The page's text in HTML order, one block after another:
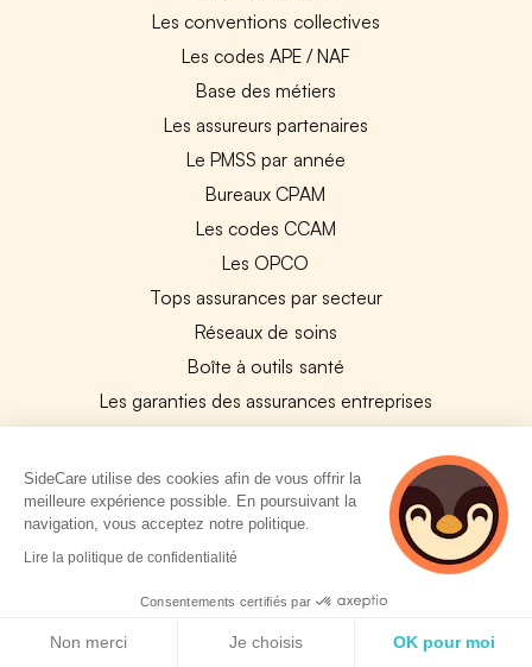
Les conventions collectives
Les codes APE / NAF
Base des métiers
Les assureurs partenaires
Le PMSS par année
Bureaux CPAM
Les codes CCAM
Les OPCO
Tops assurances par secteur
Réseaux de soins
Boîte à outils santé
Les garanties des assurances entreprises
Experts-Comptables
Assureurs Partenaires
Nibelis & SideCare
SideCare utilise des cookies afin de vous offrir la
meilleure expérience possible. En poursuivant la
navigation, vous acceptez notre politique.
Lire la politique de confidentialité
Consentements certifiés par
Non merci Je choisis OK pour moi
2 personnes
consultent
actuellement cette